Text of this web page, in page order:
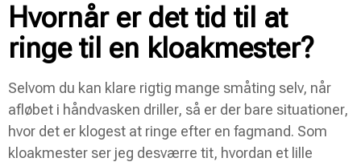
Hvornår er det tid til at
ringe til en kloakmester?
Selvom du kan klare rigtig mange småting selv, når
afløbet i håndvasken driller, så er der bare situationer,
hvor det er klogest at ringe efter en fagmand. Som
kloakmester ser jeg desværre tit, hvordan et lille